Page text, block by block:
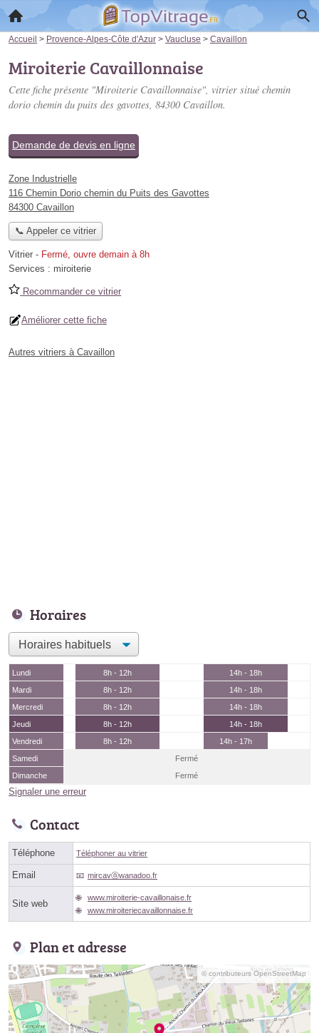
Accueil > Provence-Alpes-Côte d'Azur > Vaucluse > Cavaillon
Miroiterie Cavaillonnaise
Cette fiche présente "Miroiterie Cavaillonnaise", vitrier situé chemin
dorio chemin du puits des gavottes, 84300 Cavaillon.
Demande de devis en ligne
Zone Industrielle
116 Chemin Dorio chemin du Puits des Gavottes
84300 Cavaillon
📞 Appeler ce vitrier
Vitrier - Fermé, ouvre demain à 8h
Services : miroiterie
Recommander ce vitrier
Améliorer cette fiche
Autres vitriers à Cavaillon
Horaires
Lundi 8h - 12h
14h - 18h
Mardi
8h - 12h
14h - 18h
Mercredi
8h - 12h
14h - 18h
Jeudi
8h - 12h
14h - 18h
Vendredi
8h - 12h
14h - 17h
Samedi
Fermé
Dimanche
Fermé
Signaler une erreur
Contact
Téléphone Téléphoner au vitrier
Email mircavⓐwanadoo.fr
Site web
www.miroiterie-cavaillonaise.fr
www.miroiteriecavaillonnaise.fr
Plan et adresse
© contributeurs OpenStreetMap